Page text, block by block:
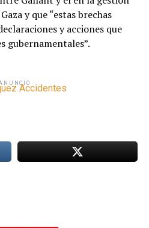
y que “estas brechas
y acciones que
gubernamentales”.